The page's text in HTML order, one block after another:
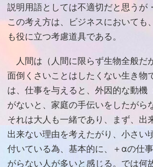
説明用語としては不適切だと思うが
この考え方は、ビジネスにおいても
も役に立つ考慮道具である。
人間は（人間に限らず生物全般だ
面倒くさいことはしたくない生き物
は、仕事を与えると、外因的な動機
がないと、家庭の手伝いをしたがら
それは大人も一緒であり、まず、出
出来ない理由を考えたがり、小さい
付いている為、基本的に、＋αの仕
がらない人が多いと感じる。では何